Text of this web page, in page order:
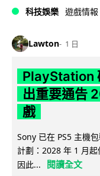
科技娛樂 遊戲情報
Lawton 1 日
PlayStation
出重要通告
戲
Sony 已在 PS5 主機
計劃：2028 年 1 月
因此...
閱讀全文